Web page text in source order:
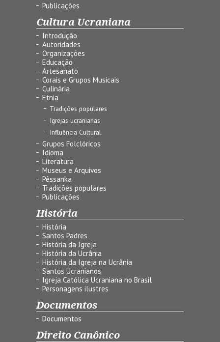
Publicações
Cultura Ucraniana
Introdução
Autoridades
Organizações
Educação
Artesanato
Corais e Grupos Musicais
Culinária
Etnia
Tradições populares
Igrejas ucranianas
Influência Cultural
Grupos Folclóricos
Idioma
Literatura
Museus e Arquivos
Pêssanka
Tradições populares
Publicações
História
História
Santos Padres
História da Igreja
História da Ucrânia
História da Igreja na Ucrânia
Santos Ucranianos
Igreja Católica Ucraniana no Brasil
Personagens ilustres
Documentos
Documentos
Direito Canônico